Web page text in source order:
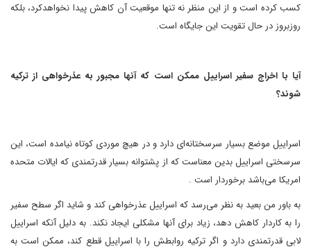
کسب کرده است و از این منظر نه تنها موقعیت آن کاهش پیدا نخواهدکرد، بلکه
روزبروز در حال تقویت این جایگاه است.
آیا با اخراج سفیر اسراییل ممکن است که آنها مجبور به عذرخواهی از ترکیه
شوند؟
اسراییل موضع بسیار سرسختانه‌ای دارد و در هیچ موردی کوتاه نیامده است، این
سرسختی اسراییل بدین معناست که از پشتوانه بسیار قدرتمندی که ایالات متحده
امریکا می‌باشد برخوردار است .
به باور من بعید به نظر می‌رسد که اسراییل عذرخواهی کند و شاید اگر سطح سفیر
را به کاردار کاهش دهد، زیاد برای آنها مشکلی ایجاد نکند. به دلیل آنکه اسراییل
لابی قدرتمندی دارد و اگر ترکیه روابطش را با اسراییل قطع کند، ممکن است به